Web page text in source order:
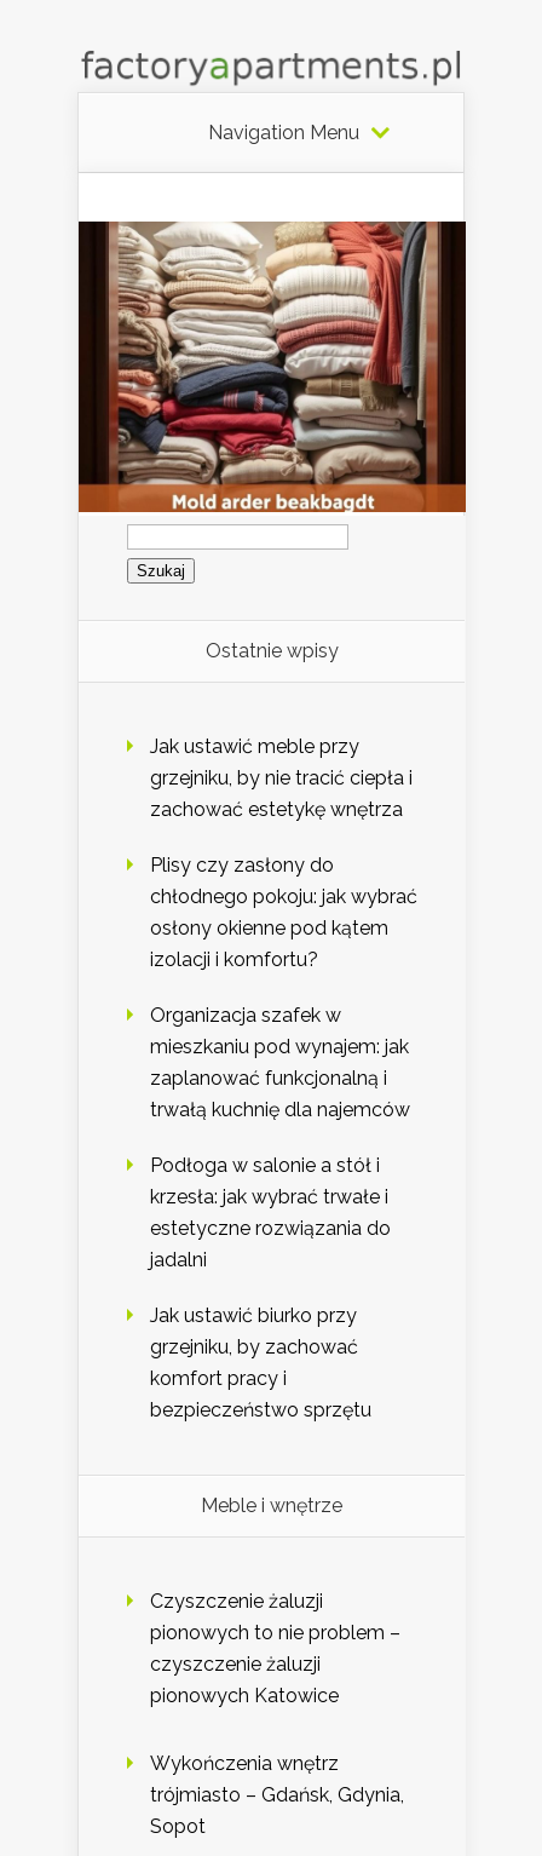
Navigation Menu
Szukaj:
Ostatnie wpisy
Jak ustawić meble przy
grzejniku, by nie tracić ciepła i
zachować estetykę wnętrza
Plisy czy zasłony do
chłodnego pokoju: jak wybrać
osłony okienne pod kątem
izolacji i komfortu?
Organizacja szafek w
mieszkaniu pod wynajem: jak
zaplanować funkcjonalną i
trwałą kuchnię dla najemców
Podłoga w salonie a stół i
krzesła: jak wybrać trwałe i
estetyczne rozwiązania do
jadalni
Jak ustawić biurko przy
grzejniku, by zachować
komfort pracy i
bezpieczeństwo sprzętu
Meble i wnętrze
Czyszczenie żaluzji
pionowych to nie problem –
czyszczenie żaluzji
pionowych Katowice
Wykończenia wnętrz
trójmiasto – Gdańsk, Gdynia,
Sopot